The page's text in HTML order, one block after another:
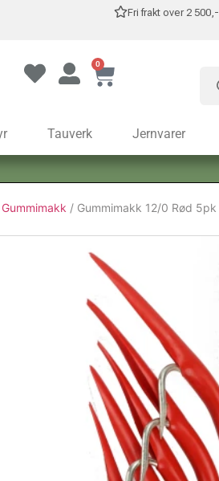
Fri frakt over 2 500,-
0
Tauverk Jernvarer
Gummimakk / Gummimakk 12/0 Rød 5pk